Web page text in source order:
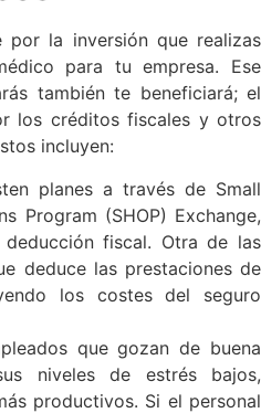
por la inversión que realizas
para tu empresa. Ese
también te beneficiará; el
los créditos fiscales y otros
incluyen:
planes a través de Small
Program (SHOP) Exchange,
fiscal. Otra de las
deduce las prestaciones de
los costes del seguro
que gozan de buena
niveles de estrés bajos,
productivos. Si el personal